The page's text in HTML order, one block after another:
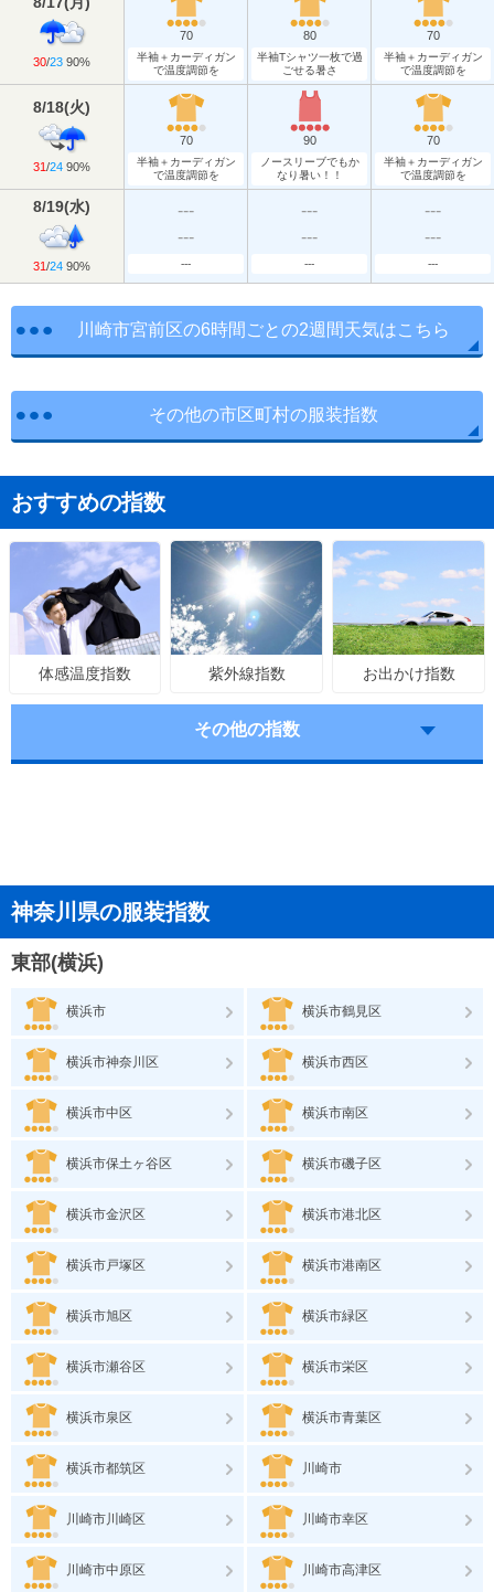
30/23 90%
70
半袖＋カーディガン
で温度調節を
80
半袖Tシャツ一枚で過
ごせる暑さ
70
半袖＋カーディガン
で温度調節を
8/18(火)
31/24 90%
70
半袖＋カーディガン
で温度調節を
90
ノースリーブでもか
なり暑い！！
70
半袖＋カーディガン
で温度調節を
8/19(水)
31/24 90%
---
---
---
---
---
---
---
---
---
川崎市宮前区の6時間ごとの2週間天気はこちら
その他の市区町村の服装指数
おすすめの指数
体感温度指数 紫外線指数 お出かけ指数
その他の指数
神奈川県の服装指数
東部(横浜)
横浜市 横浜市鶴見区
横浜市神奈川区 横浜市西区
横浜市中区 横浜市南区
横浜市保土ヶ谷区 横浜市磯子区
横浜市金沢区 横浜市港北区
横浜市戸塚区 横浜市港南区
横浜市旭区 横浜市緑区
横浜市瀬谷区 横浜市栄区
横浜市泉区 横浜市青葉区
横浜市都筑区 川崎市
川崎市川崎区 川崎市幸区
川崎市中原区 川崎市高津区